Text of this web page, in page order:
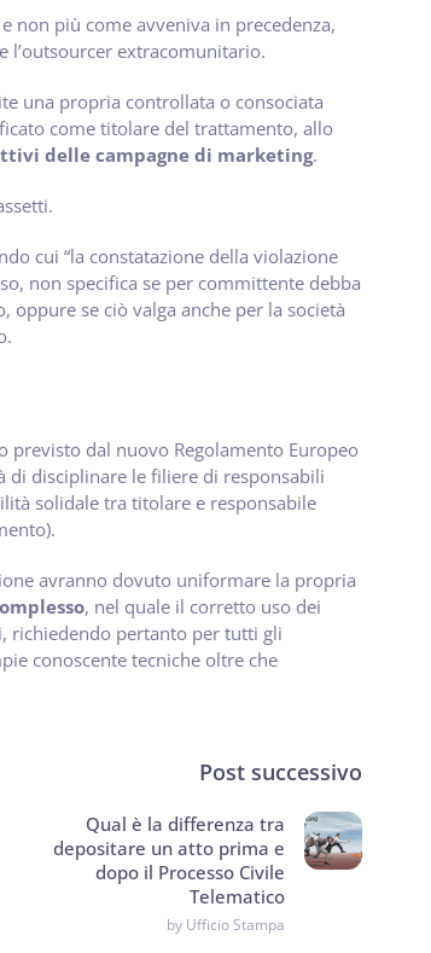
non più come avveniva in precedenza,
extracomunitario.
una propria controllata o consociata
come titolare del trattamento, allo
delle campagne di marketing.
cui “la constatazione della violazione
non specifica se per committente debba
se ciò valga anche per la società
dal nuovo Regolamento Europeo
disciplinare le filiere di responsabili
solidale tra titolare e responsabile
avranno dovuto uniformare la propria
, nel quale il corretto uso dei
richiedendo pertanto per tutti gli
conoscente tecniche oltre che
Post successivo
Qual è la differenza tra
depositare un atto prima e
dopo il Processo Civile
Telematico
by Ufficio Stampa